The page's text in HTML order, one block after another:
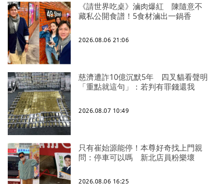
《請世界吃桌》滷肉爆紅 陳隨意不
藏私公開食譜！5食材滷出一鍋香
2026.08.06 21:06
慈濟遭詐10億沉默5年 四叉貓看聲明
「重點就這句」：若判有罪錢還我
2026.08.07 10:49
只有崔始源能停！本尊好奇找上門親
問：停車可以嗎 新北店員粉樂壞
2026.08.06 16:25